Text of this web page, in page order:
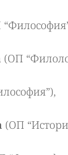
(ОП
(ОП